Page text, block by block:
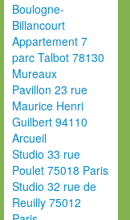
Boulogne-
Billancourt
Appartement 7
parc Talbot 78130
Mureaux
Pavillon 23 rue
Maurice Henri
Guilbert 94110
Arcueil
Studio 33 rue
Poulet 75018 Paris
Studio 32 rue de
Reuilly 75012